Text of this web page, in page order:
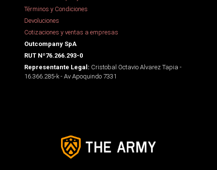
Términos y Condiciones
Devoluciones
Cotizaciones y ventas a empresas
Outcompany SpA
RUT Nº76.266.293-0
Representante Legal: Cristobal Octavio Alvarez Tapia -
16.366.285-k - Av Apoquindo 7331